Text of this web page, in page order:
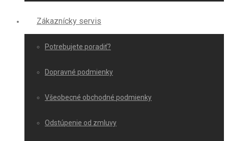
Zákaznícky servis
Potrebujete poradiť?
Dopravné podmienky
Všeobecné obchodné podmienky
Odstúpenie od zmluvy